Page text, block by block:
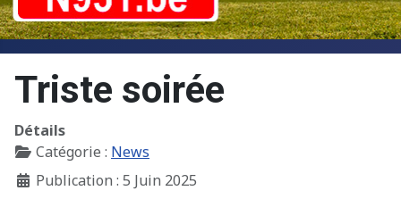
Triste soirée
Détails
Catégorie : News
Publication : 5 Juin 2025